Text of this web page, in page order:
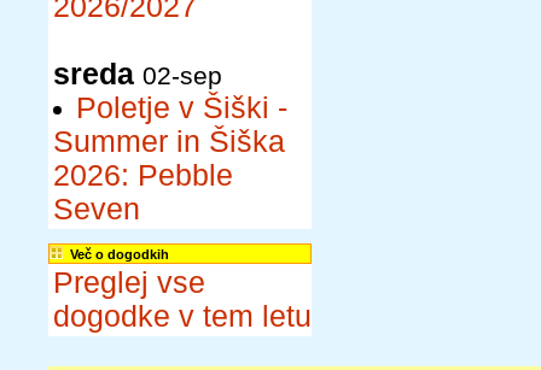
2026/2027
sreda 02-sep
Poletje v Šiški -
Summer in Šiška
2026: Pebble
Seven
Več o dogodkih
Preglej vse
dogodke v tem letu